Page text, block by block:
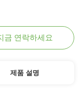
금 연락하세요
제품 설명